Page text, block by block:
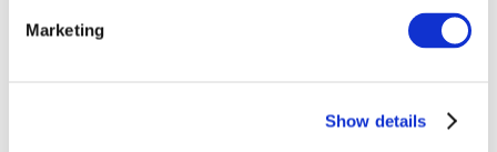
Marketing
Show details